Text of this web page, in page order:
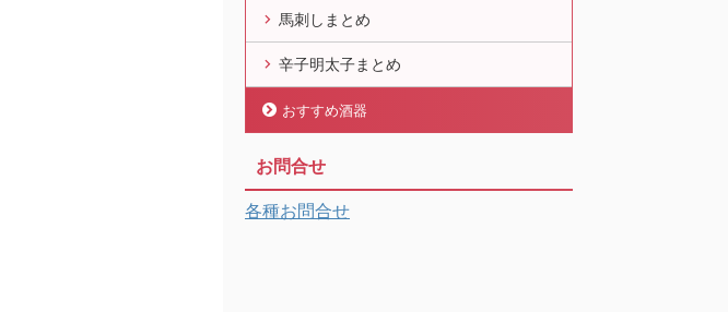
馬刺しまとめ
辛子明太子まとめ
おすすめ酒器
お問合せ
各種お問合せ